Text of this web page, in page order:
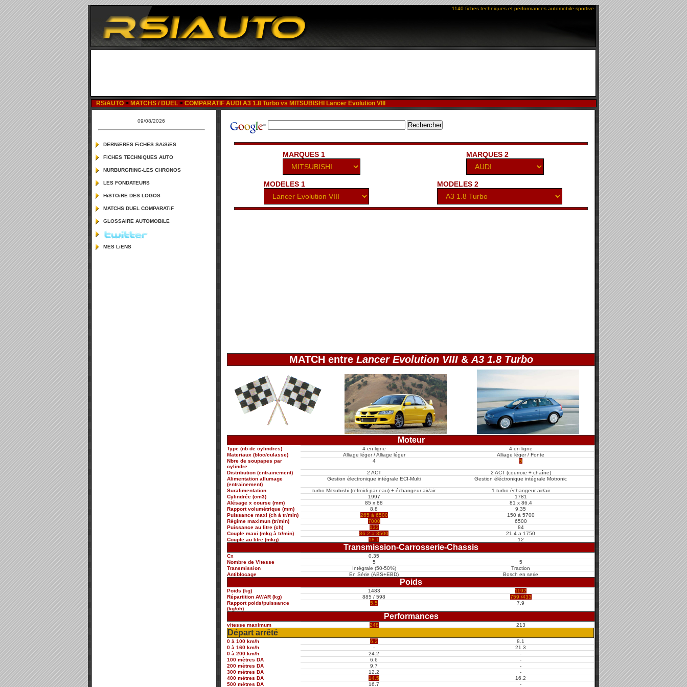
1140 fiches techniques et performances automobile sportive.
RSiAUTO > MATCHS / DUEL > COMPARATIF AUDI A3 1.8 Turbo vs MITSUBISHI Lancer Evolution VIII
MARQUES 1 MARQUES 2
MODELES 1 MODELES 2
MATCH entre Lancer Evolution VIII& A3 1.8 Turbo
Moteur
Type (nb de cylindres) 4 en ligne
4 en ligne
Materiaux (bloc/culasse)
Alliage léger / Alliage léger
Alliage léger / Fonte
Nbre de soupapes par
cylindre
4 5
Distribution (entrainement) 2 ACT
2 ACT (courroie + chaîne)
Alimentation allumage
(entrainement)
Gestion électronique intégrale ECI-Multi Gestion éléctronique intégrale Motronic
Suralimentation turbo Mitsubishi (refroidi par eau) + échangeur air/air
1 turbo échangeur air/air
Cylindrée (cm3)
1997
1781
Alésage x course (mm)
85 x 88
81 x 86.4
Rapport volumétrique (mm)
8.8
9.35
Puissance maxi (ch à tr/min)
265 à 6500
150 à 5700
Régime maximun (tr/min)
7000
6500
Puissance au litre (ch)
133
84
Couple maxi (mkg à tr/min)
36.2 a 3500
21.4 a 1750
Couple au litre (mkg)
18.1 12
Transmission-Carrosserie-Chassis
Cx
0.35
Nombre de Vitesse
5
5
Transmission
Intégrale (50-50%)
Traction
Antiblocage
En Série (ABS+EBD) Bosch en serie
Poids
Poids (kg) 1483
1192
Répartition AV/AR (kg)
885 / 598
759 /433
Rapport poids/puissance
(kg/ch)
5.5 7.9
Performances
vitesse maximum 248 213
Départ arrêté
0 à 100 km/h 6.2
8.1
0 à 160 km/h
-
21.3
0 à 200 km/h
24.2
-
100 mètres DA
6.6
-
200 mètres DA
9.7
-
300 mètres DA
12.2
-
400 mètres DA
14.5
16.2
500 mètres DA
16.7 -
09/08/2026
DERNiERES FiCHES SAiSiES
FiCHES TECHNiQUES AUTO
NURBURGRiNG-LES CHRONOS
LES FONDATEURS
HiSTOiRE DES LOGOS
MATCHS DUEL COMPARATiF
GLOSSAiRE AUTOMOBiLE
MES LiENS